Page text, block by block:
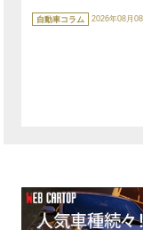
テ
ゴ
自動車コラム 2026年08月08